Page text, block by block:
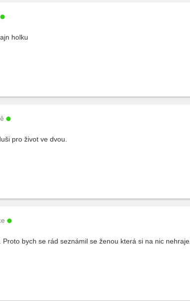
holku
pro život ve dvou.
bych se rád seznámil se ženou která si na nic nehraje.